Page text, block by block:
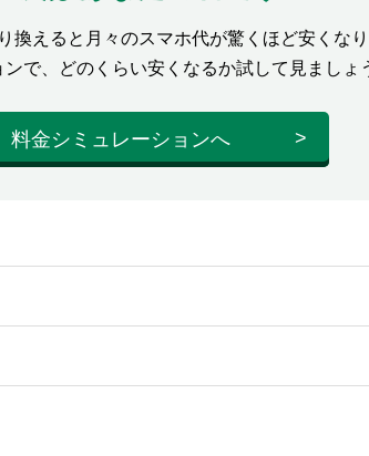
換えると月々のスマホ代が驚くほど安くなり
で、どのくらい安くなるか試して見ましょ
料金シミュレーションへ